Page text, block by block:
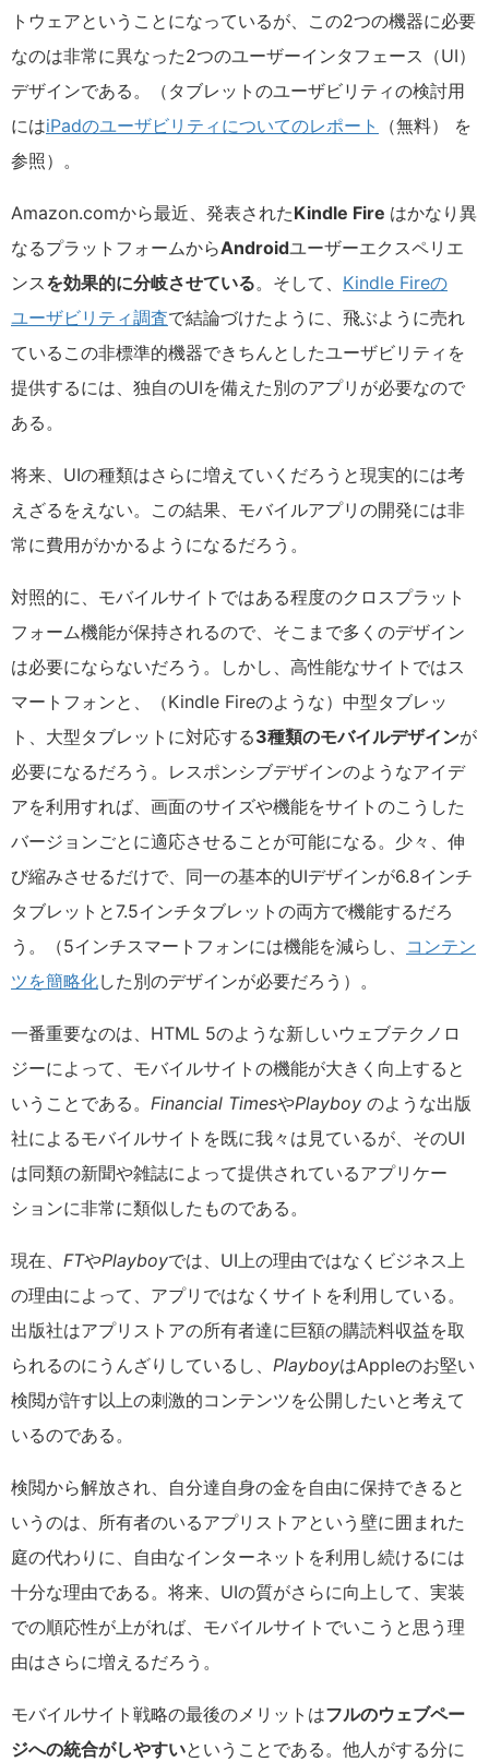
トウェアということになっているが、この2つの機器に必要
なのは非常に異なった2つのユーザーインタフェース（UI）
デザインである。（タブレットのユーザビリティの検討用
にはiPadのユーザビリティについてのレポート
（無料） を
参照）。
Amazon.comから最近、発表されたKindle Fire はかなり異
なるプラットフォームからAndroidユーザーエクスペリエ
ンスを効果的に分岐させている。そして、 Kindle Fireの
ユーザビリティ調査で結論づけたように、飛ぶように売れ
ているこの非標準的機器できちんとしたユーザビリティを
提供するには、独自のUIを備えた別のアプリが必要なので
ある。
将来、UIの種類はさらに増えていくだろうと現実的には考
えざるをえない。この結果、モバイルアプリの開発には非
常に費用がかかるようになるだろう。
対照的に、モバイルサイトではある程度のクロスプラット
フォーム機能が保持されるので、そこまで多くのデザイン
は必要にならないだろう。しかし、高性能なサイトではス
マートフォンと、（Kindle Fireのような）中型タブレッ
ト、大型タブレットに対応する3種類のモバイルデザインが
必要になるだろう。レスポンシブデザインのようなアイデ
アを利用すれば、画面のサイズや機能をサイトのこうした
バージョンごとに適応させることが可能になる。少々、伸
び縮みさせるだけで、同一の基本的UIデザインが6.8インチ
タブレットと7.5インチタブレットの両方で機能するだろ
う。（5インチスマートフォンには機能を減らし、 コンテン
ツを簡略化した別のデザインが必要だろう）。
一番重要なのは、HTML 5のような新しいウェブテクノロ
ジーによって、モバイルサイトの機能が大きく向上すると
いうことである。 Financial TimesやPlayboy のような出版
社によるモバイルサイトを既に我々は見ているが、そのUI
は同類の新聞や雑誌によって提供されているアプリケー
ションに非常に類似したものである。
現在、 FTやPlayboyでは、UI上の理由ではなくビジネス上
の理由によって、アプリではなくサイトを利用している。
出版社はアプリストアの所有者達に巨額の購読料収益を取
られるのにうんざりしているし、 PlayboyはAppleのお堅い
検閲が許す以上の刺激的コンテンツを公開したいと考えて
いるのである。
検閲から解放され、自分達自身の金を自由に保持できると
いうのは、所有者のいるアプリストアという壁に囲まれた
庭の代わりに、自由なインターネットを利用し続けるには
十分な理由である。将来、UIの質がさらに向上して、実装
での順応性が上がれば、モバイルサイトでいこうと思う理
由はさらに増えるだろう。
モバイルサイト戦略の最後のメリットはフルのウェブペー
ジへの統合がしやすいということである。他人がする分に